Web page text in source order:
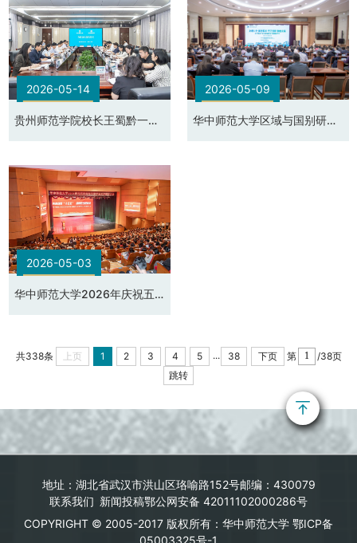
2026-05-14
贵州师范学院校长王蜀黔一行
2026-05-09
华中师范大学区域与国别研究
2026-05-03
华中师范大学2026年庆祝五
共338条 上页 1 2 3 4 5 ... 38 下页 第
/38页
跳转
地址：湖北省武汉市洪山区珞喻路152号邮编：430079
联系我们 新闻投稿鄂公网安备 42011102000286号
COPYRIGHT © 2005-2017 版权所有：华中师范大学 鄂ICP备
05003325号-1